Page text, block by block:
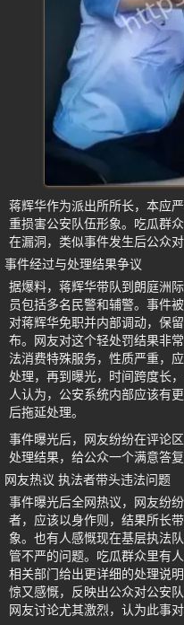
蒋辉华作为派出所所长，本应
重损害公安队伍形象。吃瓜群
在漏洞，类似事件发生后公众
事件经过与处理结果争议
据爆料，蒋辉华带队到朗庭洲
员包括多名民警和辅警。事件
对蒋辉华免职并内部调动，保
布。网友对这个轻处罚结果非
法消费特殊服务，性质严重，
处理，再到曝光，时间跨度长
人认为，公安系统内部应该有
后拖延处理。
事件曝光后，网友纷纷在评论
处理结果，给公众一个满意答复
网友热议 执法者带头违法问题
事件曝光后全网热议，网友纷
者，应该以身作则，结果所长
象。也有人感慨现在基层执法
管不严的问题。吃瓜群众里有
相关部门给出更详细的处理说
惊又感慨，反映出公众对公安
网友讨论尤其激烈，认为此事